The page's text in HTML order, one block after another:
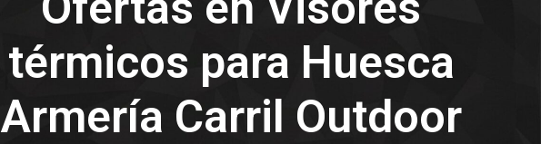
térmicos para Huesca
Armería Carril Outdoor